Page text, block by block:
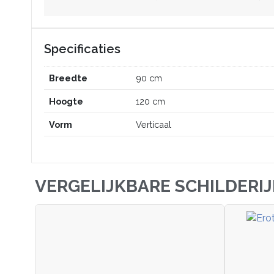
Specificaties
Breedte 90 cm
Hoogte 120 cm
Vorm Verticaal
VERGELIJKBARE